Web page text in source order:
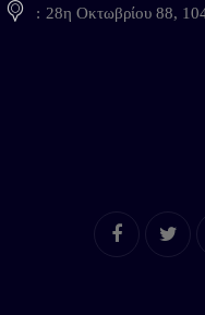
28η Οκτωβρίου 88,